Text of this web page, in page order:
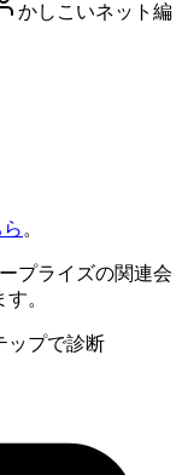
かしこいネット編
。
プライズの関連会
。
ップで診断